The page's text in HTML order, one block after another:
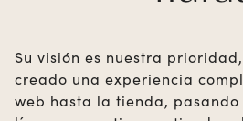
Su visión es nuestra
creado una experiencia
web hasta la tienda,